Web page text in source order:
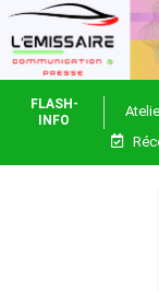
FLASH-
INFO